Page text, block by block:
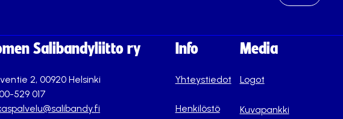
Salibandyliitto ry
2, 00920 Helsinki
529 017
Info
Yhteystiedot
Henkilöstö
Media
Logot
Kuvapankki